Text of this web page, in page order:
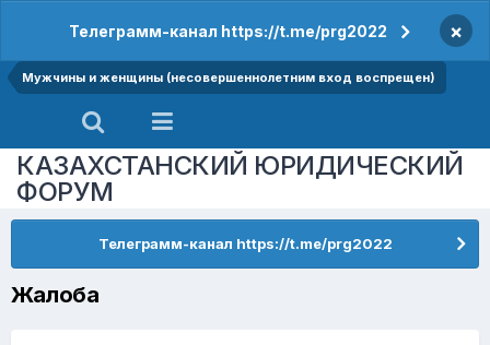
Телеграмм-канал https://t.me/prg2022 ×
Мужчины и женщины (несовершеннолетним вход воспрещен)
КАЗАХСТАНСКИЙ ЮРИДИЧЕСКИЙ
ФОРУМ
Телеграмм-канал https://t.me/prg2022
Жалоба